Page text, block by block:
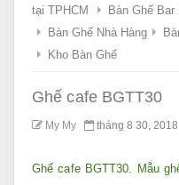
tại TPHCM
Bàn Ghế Bar
Bàn Ghế Nhà Hàng
Kho Bàn Ghế
Ghế cafe BGTT30
My My tháng 8 30, 2018
Ghế cafe BGTT30. Mẫu